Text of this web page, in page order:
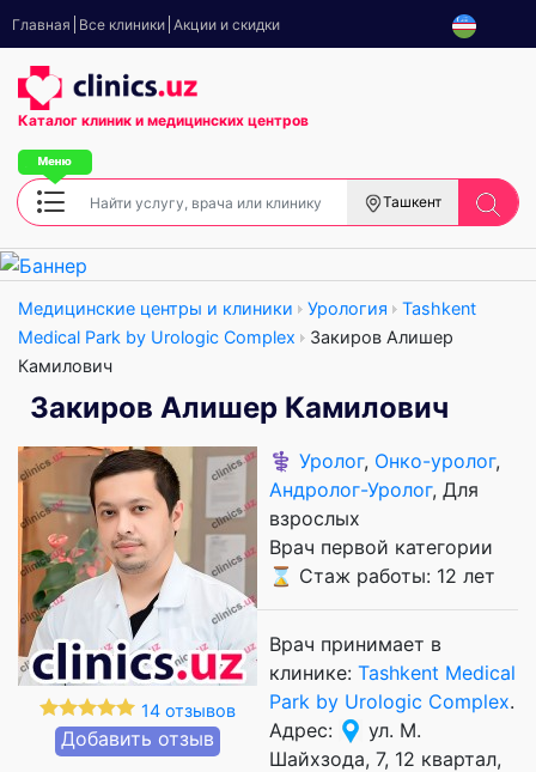
Главная Все клиники Акции и скидки
Каталог клиник и медицинских центров
Ташкент
Медицинские центры и клиники Урология
Tashkent
Medical Park by Urologic Complex
Закиров Алишер
Камилович
Закиров Алишер Камилович
14 отзывов
Добавить отзыв
⚕️ Уролог, Онко-уролог,
Андролог-Уролог, Для
взрослых
Врач первой категории
⌛ Стаж работы: 12 лет
Врач принимает в
клинике: Tashkent Medical
Park by Urologic Complex.
Адрес:
ул. М.
Шайхзода, 7, 12 квартал,